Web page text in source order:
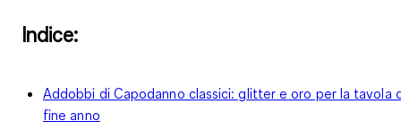
Indice:
Addobbi di Capodanno classici: glitter e oro per la tavola
fine anno